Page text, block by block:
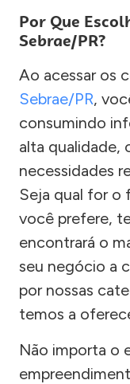
Por Que
Sebrae/PR?
Ao acessar os
Sebrae/PR,
consumindo
alta qualidade,
necessidades
Seja qual for
você prefere,
encontrará o
seu negócio a
por nossas
temos a
Não importa o